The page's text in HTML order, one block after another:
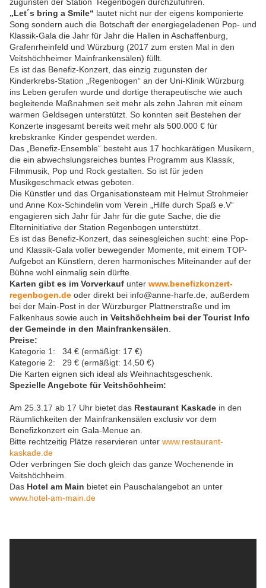
„Let´s bring a Smile“ lautet nicht nur der eigens komponierte
Song sondern auch die Botschaft der energiegeladenen Pop- und
Klassik-Gala die Jahr für Jahr die Hallen in Aschaffenburg,
Grafenrheinfeld und Würzburg (2017 zum ersten Mal in den
Veitshöchheimer Mainfrankensälen) füllt.
Es ist das Benefiz-Konzert, das einzig zugunsten der
Kinderkrebs-Station „Regenbogen“ an der Uni-Klinik Würzburg
ins Leben gerufen wurde und dortige therapeutische wie auch
begleitende Maßnahmen seit mehr als zehn Jahren mit einem
warmen Geldsegen unterstützt. So konnten seit Bestehen der
Konzerte insgesamt bereits weit mehr als 500.000 € für
krebskranke Kinder gespendet werden.
Das „Benefiz-Ensemble“ besteht aus 17 hochkarätigen Musikern,
die ein abwechslungsreiches buntes Programm aus Klassik,
Filmmusik, Pop und Rock gestalten. So ist für jeden
Musikgeschmack etwas geboten.
Die Künstler und das Organisationsteam mit Helmut Strohmeier
und Anne Kox-Schindelin vom Verein „Hilfe durch Spaß e.V“
engagieren sich Jahr für Jahr für die gute Sache, die die
Elterninitiative der Station Regenbogen unterstützt.
Es ist das Benefiz-Konzert, das seinesgleichen sucht: eine Pop-
und Klassik-Gala voller bewegender Momente, mit einem TOP-
Aufgebot an Künstlern, deren harmonisches Miteinander auf der
Bühne wohl einmalig sein dürfte.
Karten gibt es im Vorverkauf unter www.benefizkonzert-
regenbogen.de oder direkt bei info@anne-harfe.de, außerdem
bei der Main-Post in der Würzburger Plattnerstraße und im
Falkenhaus sowie auch in Veitshöchheim bei der Tourist Info
der Gemeinde in den Mainfrankensälen
Preise:
Kategorie 1: 34 € (ermäßigt: 17 €)
Kategorie 2: 29 € (ermäßigt: 14,50 €)
Die Karten eignen sich ideal als Weihnachtsgeschenk.
Spezielle Angebote für Veitshöchheim:
Am 25.3.17 ab 17 Uhr bietet das Restaurant Kaskade in den
Räumlichkeiten der Mainfrankensälen exclusiv vor dem
Benefizkonzert ein Gala-Menue an.
Bitte rechtzeitig Plätze reservieren unter www.restaurant-
kaskade.de
Oder verbringen Sie doch gleich das ganze Wochenende in
Veitshöchheim.
Das Hotel am Main bietet ein Pauschalangebot an unter
www.hotel-am-main.de